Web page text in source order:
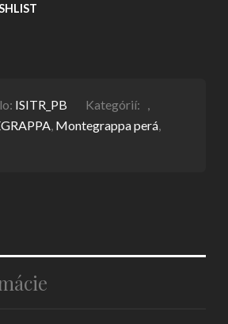
ISITR_PB Kategórií:
Montegrappa perá